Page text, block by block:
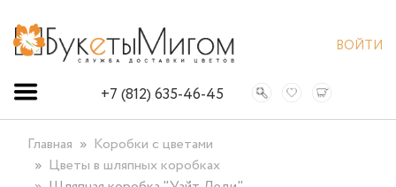
ВОЙТИ
+7 (812) 635-46-45
Главная
Коробки с цветами
Цветы в шляпных коробках